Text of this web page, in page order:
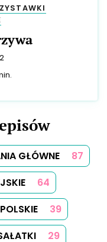
GŁÓWNE
87
64
POLSKIE
39
29